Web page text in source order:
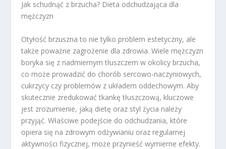
Jak schudnąć z brzucha? Dieta odchudzająca dla
mężczyzn
Otyłość brzuszna to nie tylko problem estetyczny, ale
także poważne zagrożenie dla zdrowia. Wiele mężczyzn
boryka się z nadmiernym tłuszczem w okolicy brzucha,
co może prowadzić do chorób sercowo-naczyniowych,
cukrzycy czy problemów z układem oddechowym. Aby
skutecznie zredukować tkankę tłuszczową, kluczowe
jest zrozumienie, jaką dietę oraz styl życia należy
przyjąć. Właściwe podejście do odchudzania, które
opiera się na zdrowym odżywianiu oraz regularnej
aktywności fizycznej, może przynieść wymierne efekty.